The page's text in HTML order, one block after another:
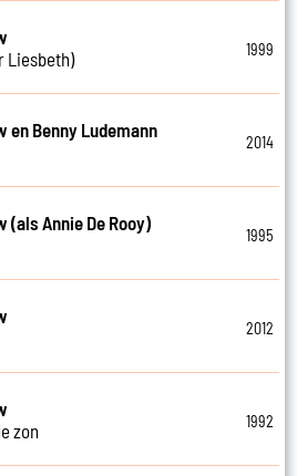
Liesbeth)
1999
en Benny Ludemann
2014
(als Annie De Rooy)
1995
2012
zon
1992